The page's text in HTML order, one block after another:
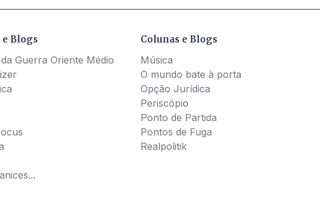
e Blogs
Guerra Oriente Médio
Colunas e Blogs
Música
O mundo bate à porta
Opção Jurídica
Periscópio
Ponto de Partida
Pontos de Fuga
Realpolitik